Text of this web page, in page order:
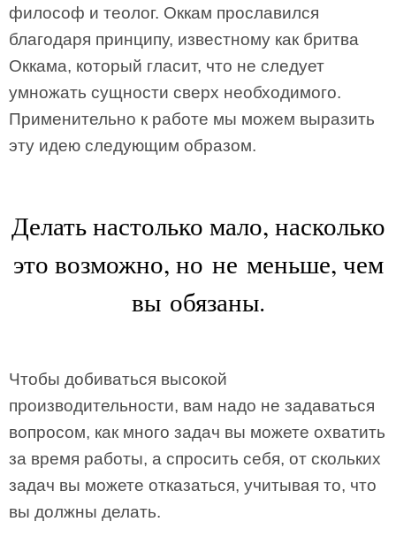
философ и теолог. Оккам прославился
благодаря принципу, известному как бритва
Оккама, который гласит, что не следует
умножать сущности сверх необходимого.
Применительно к работе мы можем выразить
эту идею следующим образом.
Делать настолько мало, насколько
это возможно, но не меньше, чем
вы обязаны.
Чтобы добиваться высокой
производительности, вам надо не задаваться
вопросом, как много задач вы можете охватить
за время работы, а спросить себя, от скольких
задач вы можете отказаться, учитывая то, что
вы должны делать.